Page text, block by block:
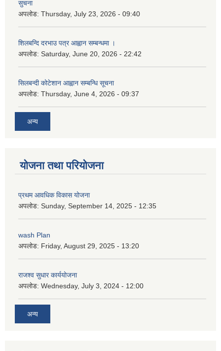
सुचना
अपलोड: Thursday, July 23, 2026 - 09:40
शिलबन्दि दरभाउ पत्र आह्वान सम्बन्धमा ।
अपलोड: Saturday, June 20, 2026 - 22:42
सिलबन्दी कोटेशान आह्वान सम्बन्धि सूचना
अपलोड: Thursday, June 4, 2026 - 09:37
अन्य
योजना तथा परियोजना
प्रथम आवधिक विकास योजना
अपलोड: Sunday, September 14, 2025 - 12:35
wash Plan
अपलोड: Friday, August 29, 2025 - 13:20
राजश्व सुधार कार्ययोजना
अपलोड: Wednesday, July 3, 2024 - 12:00
अन्य